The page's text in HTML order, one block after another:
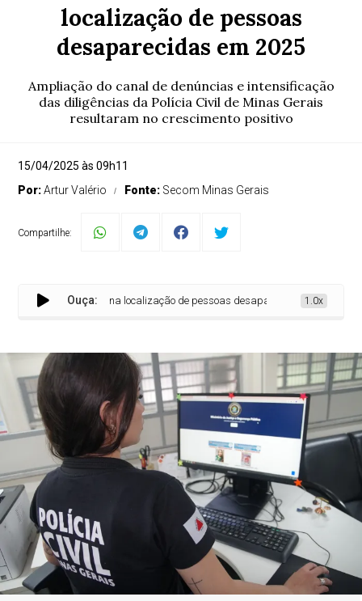
localização de pessoas
desaparecidas em 2025
Ampliação do canal de denúncias e intensificação
das diligências da Polícia Civil de Minas Gerais
resultaram no crescimento positivo
15/04/2025 às 09h11
Por:Artur Valério Fonte: Secom Minas Gerais
Compartilhe:
Ouça:
aumento de 25% na localização de pessoas desaparecidas em 2025
1.0x